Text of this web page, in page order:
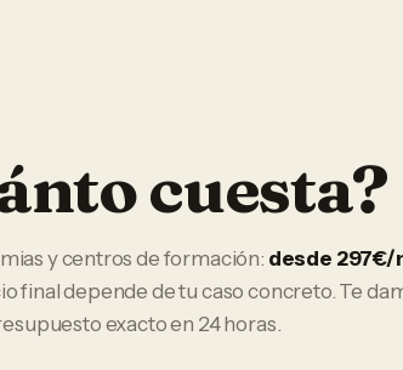
cuesta?
y centros de formación: desde 297€/
final depende de tu caso concreto. Te
exacto en 24 horas.